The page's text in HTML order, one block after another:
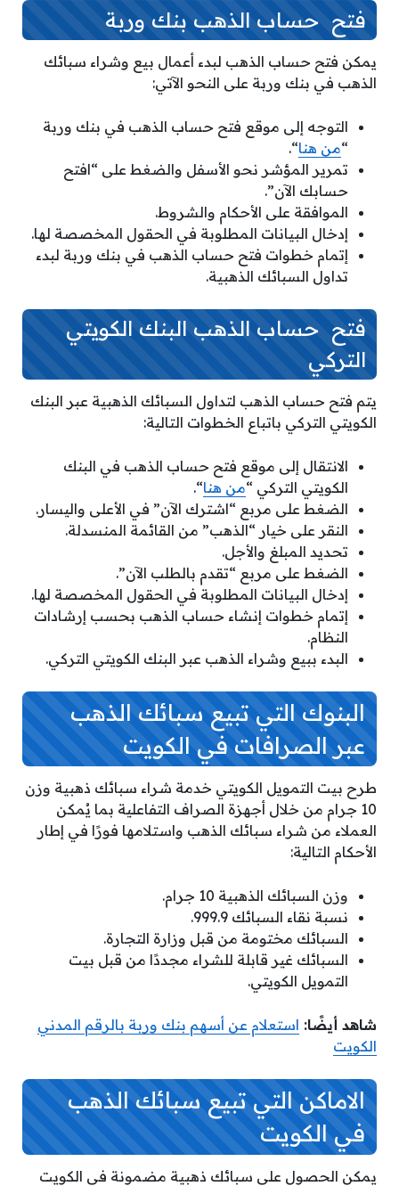
فتح حساب الذهب بنك وربة
يمكن فتح حساب الذهب لبدء أعمال بيع وشراء سبائك
الذهب في بنك وربة على النحو الآتي:
التوجه إلى موقع فتح حساب الذهب في بنك وربة
“من هنا“.
تمرير المؤشر نحو الأسفل والضغط على “افتح
حسابك الآن”.
الموافقة على الأحكام والشروط.
إدخال البيانات المطلوبة في الحقول المخصصة لها.
إتمام خطوات فتح حساب الذهب في بنك وربة لبدء
تداول السبائك الذهبية.
فتح حساب الذهب البنك الكويتي
التركي
يتم فتح حساب الذهب لتداول السبائك الذهبية عبر البنك
الكويتي التركي باتباع الخطوات التالية:
الانتقال إلى موقع فتح حساب الذهب في البنك
الكويتي التركي “من هنا“.
الضغط على مربع “اشترك الآن” في الأعلى واليسار.
النقر على خيار “الذهب” من القائمة المنسدلة.
تحديد المبلغ والأجل.
الضغط على مربع “تقدم بالطلب الآن”.
إدخال البيانات المطلوبة في الحقول المخصصة لها.
إتمام خطوات إنشاء حساب الذهب بحسب إرشادات
النظام.
البدء ببيع وشراء الذهب عبر البنك الكويتي التركي.
البنوك التي تبيع سبائك الذهب
عبر الصرافات في الكويت
طرح بيت التمويل الكويتي خدمة شراء سبائك ذهبية وزن
10 جرام من خلال أجهزة الصراف التفاعلية بما يُمكن
العملاء من شراء سبائك الذهب واستلامها فورًا في إطار
الأحكام التالية:
وزن السبائك الذهبية 10 جرام.
نسبة نقاء السبائك 999.9.
السبائك مختومة من قبل وزارة التجارة.
السبائك غير قابلة للشراء مجددًا من قبل بيت
التمويل الكويتي.
شاهد أيضًا: استعلام عن أسهم بنك وربة بالرقم المدني
الكويت
الاماكن التي تبيع سبائك الذهب
في الكويت
يمكن الحصول على سبائك ذهبية مضمونة في الكويت